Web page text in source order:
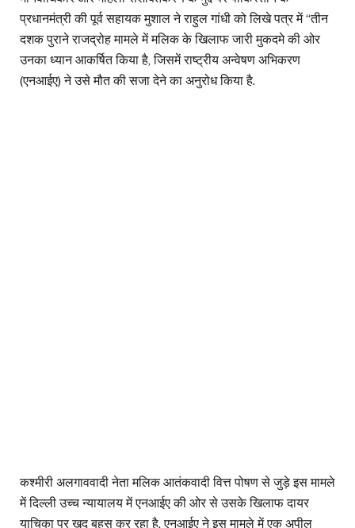
प्रधानमंत्री की पूर्व सहायक मुशाल ने राहुल गांधी को लिखे पत्र में “तीन
दशक पुराने राजद्रोह मामले में मलिक के खिलाफ जारी मुकदमे की ओर
उनका ध्यान आकर्षित किया है, जिसमें राष्ट्रीय अन्वेषण अभिकरण
(एनआईए) ने उसे मौत की सजा देने का अनुरोध किया है.
कश्मीरी अलगाववादी नेता मलिक आतंकवादी वित्त पोषण से जुड़े इस मामले
में दिल्ली उच्च न्यायालय में एनआईए की ओर से उसके खिलाफ दायर
याचिका पर खुद बहस कर रहा है. एनआईए ने इस मामले में एक अपील